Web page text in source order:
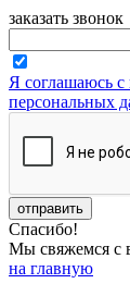
заказать звонок
Я соглашаюсь с
персональных
Спасибо!
Мы свяжемся с
на главную